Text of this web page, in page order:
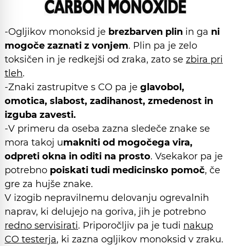
-Ogljikov monoksid je brezbarven plin in ga ni
mogoče zaznati z vonjem. Plin pa je zelo
toksičen in je redkejši od zraka, zato se zbira pri
tleh.
-Znaki zastrupitve s CO pa je glavobol,
omotica, slabost, zadihanost, zmedenost in
izguba zavesti.
-V primeru da oseba zazna sledeče znake se
mora takoj umakniti od mogočega vira,
odpreti okna in oditi na prosto. Vsekakor pa je
potrebno poiskati tudi medicinsko pomoč, če
gre za hujše znake.
V izogib nepravilnemu delovanju ogrevalnih
naprav, ki delujejo na goriva, jih je potrebno
redno servisirati. Priporočljiv pa je tudi nakup
CO testerja, ki zazna ogljikov monoksid v zraku.